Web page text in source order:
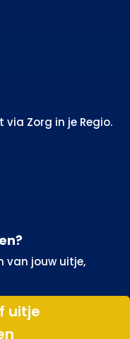
Zorg in je Regio.
van jouw uitje,
uitje